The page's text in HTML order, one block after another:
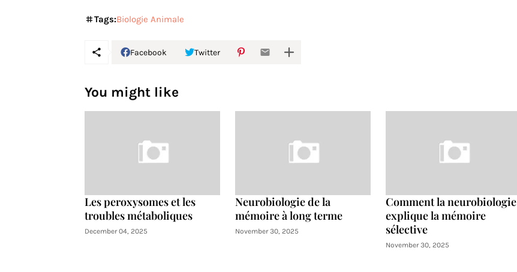
Tags:Biologie Animale
Facebook Twitter
You might like
Les peroxysomes et les
troubles métaboliques
December 04, 2025
Neurobiologie de la
mémoire à long terme
November 30, 2025
Comment la neurobiologie
explique la mémoire
sélective
November 30, 2025